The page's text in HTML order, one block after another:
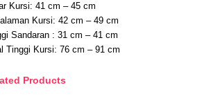
Kursi: 41 cm – 45 cm
Kursi: 42 cm – 49 cm
Sandaran : 31 cm – 41 cm
Tinggi Kursi: 76 cm – 91 cm
Products